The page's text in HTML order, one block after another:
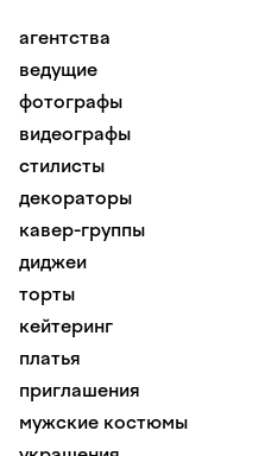
агентства
ведущие
фотографы
видеографы
стилисты
декораторы
кавер-группы
диджеи
торты
кейтеринг
платья
приглашения
мужские костюмы